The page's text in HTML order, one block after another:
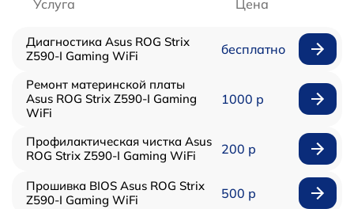
Услуга Цена
Диагностика Asus ROG Strix
Z590-I Gaming WiFi
бесплатно
Ремонт материнской платы
Asus ROG Strix Z590-I Gaming
WiFi
1000 р
Профилактическая чистка Asus
ROG Strix Z590-I Gaming WiFi
200 р
Прошивка BIOS Asus ROG Strix
Z590-I Gaming WiFi
500 р